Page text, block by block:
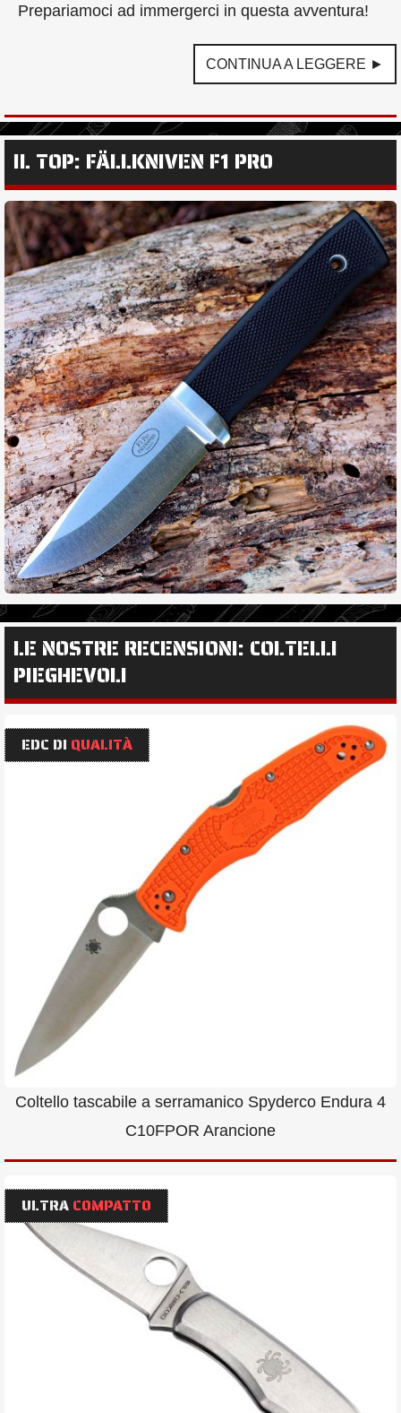
Prepariamoci ad immergerci in questa avventura!
CONTINUA A LEGGERE ►
IL TOP: FÄLLKNIVEN F1 PRO
LE NOSTRE RECENSIONI: COLTELLI
PIEGHEVOLI
EDC DI QUALITÀ
Coltello tascabile a serramanico Spyderco Endura 4
C10FPOR Arancione
ULTRA COMPATTO